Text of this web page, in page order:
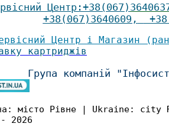
Центр :+38(067)
+38(067)3640609 ,
Центр і Магазин
картриджів
Група компаній
місто Рівне | Ukraine:
2026